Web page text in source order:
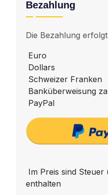
Bezahlung
Die Bezahlung
Euro
Dollars
Schweizer Franken
Banküberweisung
PayPal
Im Preis sind
enthalten